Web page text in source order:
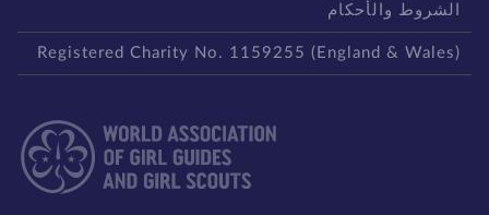
والأحكام
Registered Charity No. 1159255 (England &